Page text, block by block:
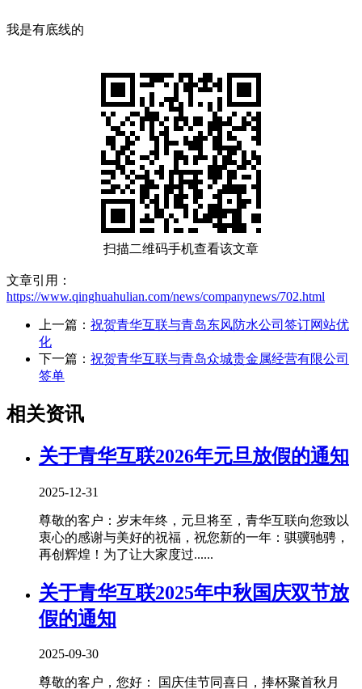
我是有底线的
扫描二维码手机查看该文章
文章引用：
https://www.qinghuahulian.com/news/companynews/702.html
上一篇： 祝贺青华互联与青岛东风防水公司签订网站优
化
下一篇： 祝贺青华互联与青岛众城贵金属经营有限公司
签单
相关资讯
关于青华互联2026年元旦放假的通知
2025-12-31
尊敬的客户：岁末年终，元旦将至，青华互联向您致以
衷心的感谢与美好的祝福，祝您新的一年：骐骥驰骋，
再创辉煌！为了让大家度过......
关于青华互联2025年中秋国庆双节放
假的通知
2025-09-30
尊敬的客户，您好： 国庆佳节同喜日，捧杯聚首秋月